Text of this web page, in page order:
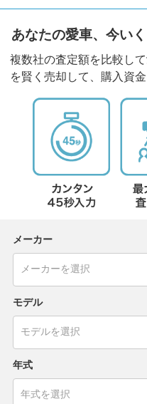
あなたの愛車、今いく
複数社の査定額を比較し
を賢く売却して、購入資
メーカー
モデル
年式